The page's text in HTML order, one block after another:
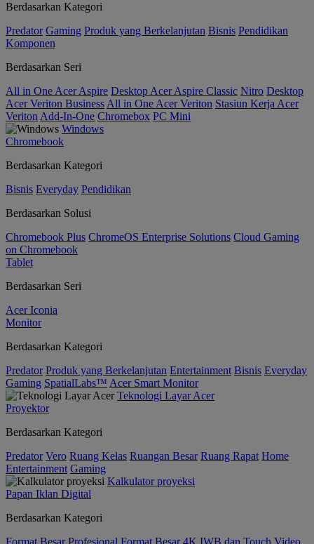
Berdasarkan Kategori
Predator Gaming Produk yang Berkelanjutan Bisnis Pendidikan
Komponen
Berdasarkan Seri
All in One Acer Aspire Desktop Acer Aspire Classic Nitro Desktop
Acer Veriton Business All in One Acer Veriton Stasiun Kerja Acer
Veriton Add-In-One Chromebox PC Mini
Windows
Chromebook
Berdasarkan Kategori
Bisnis Everyday Pendidikan
Berdasarkan Solusi
Chromebook Plus ChromeOS Enterprise Solutions Cloud Gaming
on Chromebook
Tablet
Berdasarkan Seri
Acer Iconia
Monitor
Berdasarkan Kategori
Predator Produk yang Berkelanjutan Entertainment Bisnis Everyday
Gaming SpatialLabs™ Acer Smart Monitor
Teknologi Layar Acer
Proyektor
Berdasarkan Kategori
Predator Vero Ruang Kelas Ruangan Besar Ruang Rapat Home
Entertainment Gaming
Kalkulator proyeksi
Papan Iklan Digital
Berdasarkan Kategori
Format Besar Profesional Format Besar 4K IWB dan Touch Video